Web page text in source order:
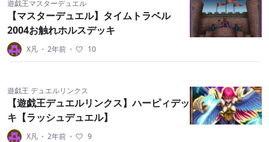
遊戯王マスターデュエル
【マスターデュエル】タイムトラベル
2004お触れホルスデッキ
X凡 ・ 2年前 ・ 10
遊戯王 デュエルリンクス
【遊戯王デュエルリンクス】ハーピィデッ
キ【ラッシュデュエル】
X凡 ・ 2年前 ・ 9